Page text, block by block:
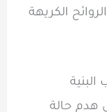
الكريهة
هدم حالة